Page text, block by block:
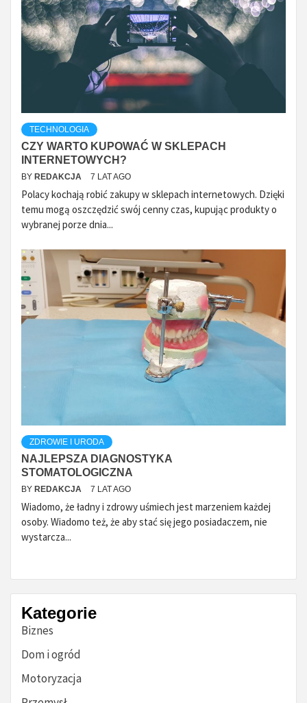
TECHNOLOGIA
CZY WARTO KUPOWAĆ W SKLEPACH
INTERNETOWYCH?
BY REDAKCJA 7 LAT AGO
Polacy kochają robić zakupy w sklepach internetowych. Dzięki
temu mogą oszczędzić swój cenny czas, kupując produkty o
wybranej porze dnia...
ZDROWIE I URODA
NAJLEPSZA DIAGNOSTYKA
STOMATOLOGICZNA
BY REDAKCJA 7 LAT AGO
Wiadomo, że ładny i zdrowy uśmiech jest marzeniem każdej
osoby. Wiadomo też, że aby stać się jego posiadaczem, nie
wystarcza...
Kategorie
Biznes
Dom i ogród
Motoryzacja